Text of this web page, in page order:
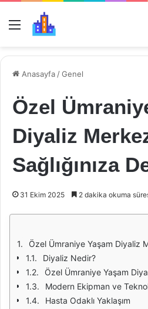
Menü
Anasayfa /Genel
Özel
Diyaliz
Sağlığınıza
31 Ekim 2025 2 dakika okuma
Özel Ümraniye Yaşam Diyaliz
Diyaliz Nedir?
Özel Ümraniye Yaşam
Modern Ekipman ve
Hasta Odaklı Yaklaşım